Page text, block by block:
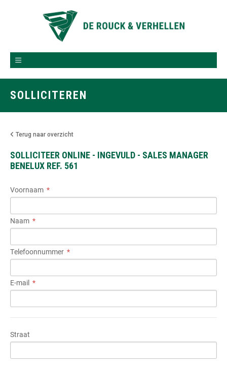
SOLLICITEREN
Terug naar overzicht
SOLLICITEER ONLINE - INGEVULD - SALES MANAGER
BENELUX REF. 561
Voornaam
Naam
Telefoonnummer
E-mail
Straat